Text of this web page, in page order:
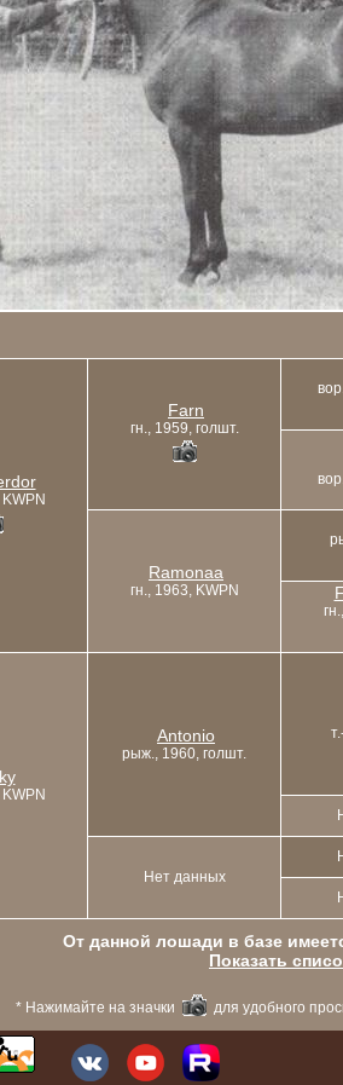
Farn
гн., 1959, голшт.
Ramonaa
гн., 1963, KWPN
Antonio
рыж., 1960, голшт.
Нет данных
От данной лошади в базе
Показать
* Нажимайте на значки для удобного